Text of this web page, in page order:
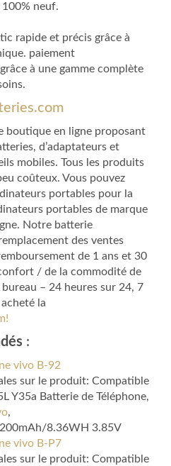
neuf.
rapide et précis grâce à
paiement
à une gamme complète
boutique en ligne proposant
d’adaptateurs et
mobiles. Tous les produits
coûteux. Vous pouvez
portables pour la
portables de marque
Notre batterie
des ventes
de 1 ans et 30
/ de la commodité de
– 24 heures sur 24, 7
la
:
vivo B-92
sur le produit: Compatible
Y35a Batterie de Téléphone,
,
8.36WH 3.85V
vivo B-P7
sur le produit: Compatible